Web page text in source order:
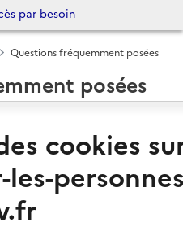
par besoin
Questions fréquemment posées
posées
cookies